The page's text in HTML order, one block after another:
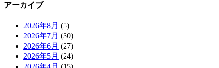
アーカイブ
2026年8月 (5)
2026年7月 (30)
2026年6月 (27)
2026年5月 (24)
2026年4月 (15)